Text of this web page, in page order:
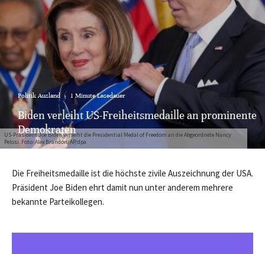
US-Präsident Joe Biden verleiht die Presidential Medal of Freedom an die Abgeordnete Nancy
Pelosi. Foto: Alex Brandon/AP/dpa
Politik Ausland · 1 Minute Lesedauer
Biden verleiht US-Freiheitsmedaille an prominente
Demokraten
Die Freiheitsmedaille ist die höchste zivile Auszeichnung der USA.
Präsident Joe Biden ehrt damit nun unter anderem mehrere
bekannte Parteikollegen.